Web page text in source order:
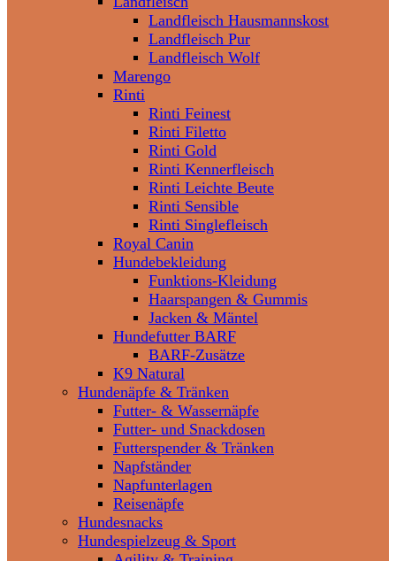
Landfleisch Hausmannskost
Landfleisch Pur
Landfleisch Wolf
Marengo
Rinti
Rinti Feinest
Rinti Filetto
Rinti Gold
Rinti Kennerfleisch
Rinti Leichte Beute
Rinti Sensible
Rinti Singlefleisch
Royal Canin
Hundebekleidung
Funktions-Kleidung
Haarspangen & Gummis
Jacken & Mäntel
Hundefutter BARF
BARF-Zusätze
K9 Natural
Hundenäpfe & Tränken
Futter- & Wassernäpfe
Futter- und Snackdosen
Futterspender & Tränken
Napfständer
Napfunterlagen
Reisenäpfe
Hundesnacks
Hundespielzeug & Sport